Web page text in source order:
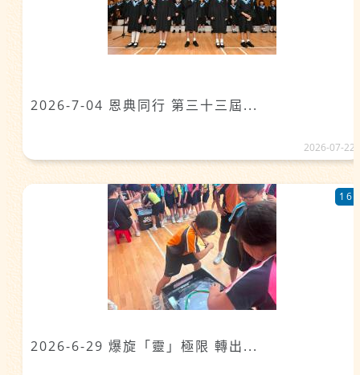
2026-7-04 恩典同行 第三十三屆...
2026-07-22
2026-6-29 爆旋「靈」極限 轉出...
16